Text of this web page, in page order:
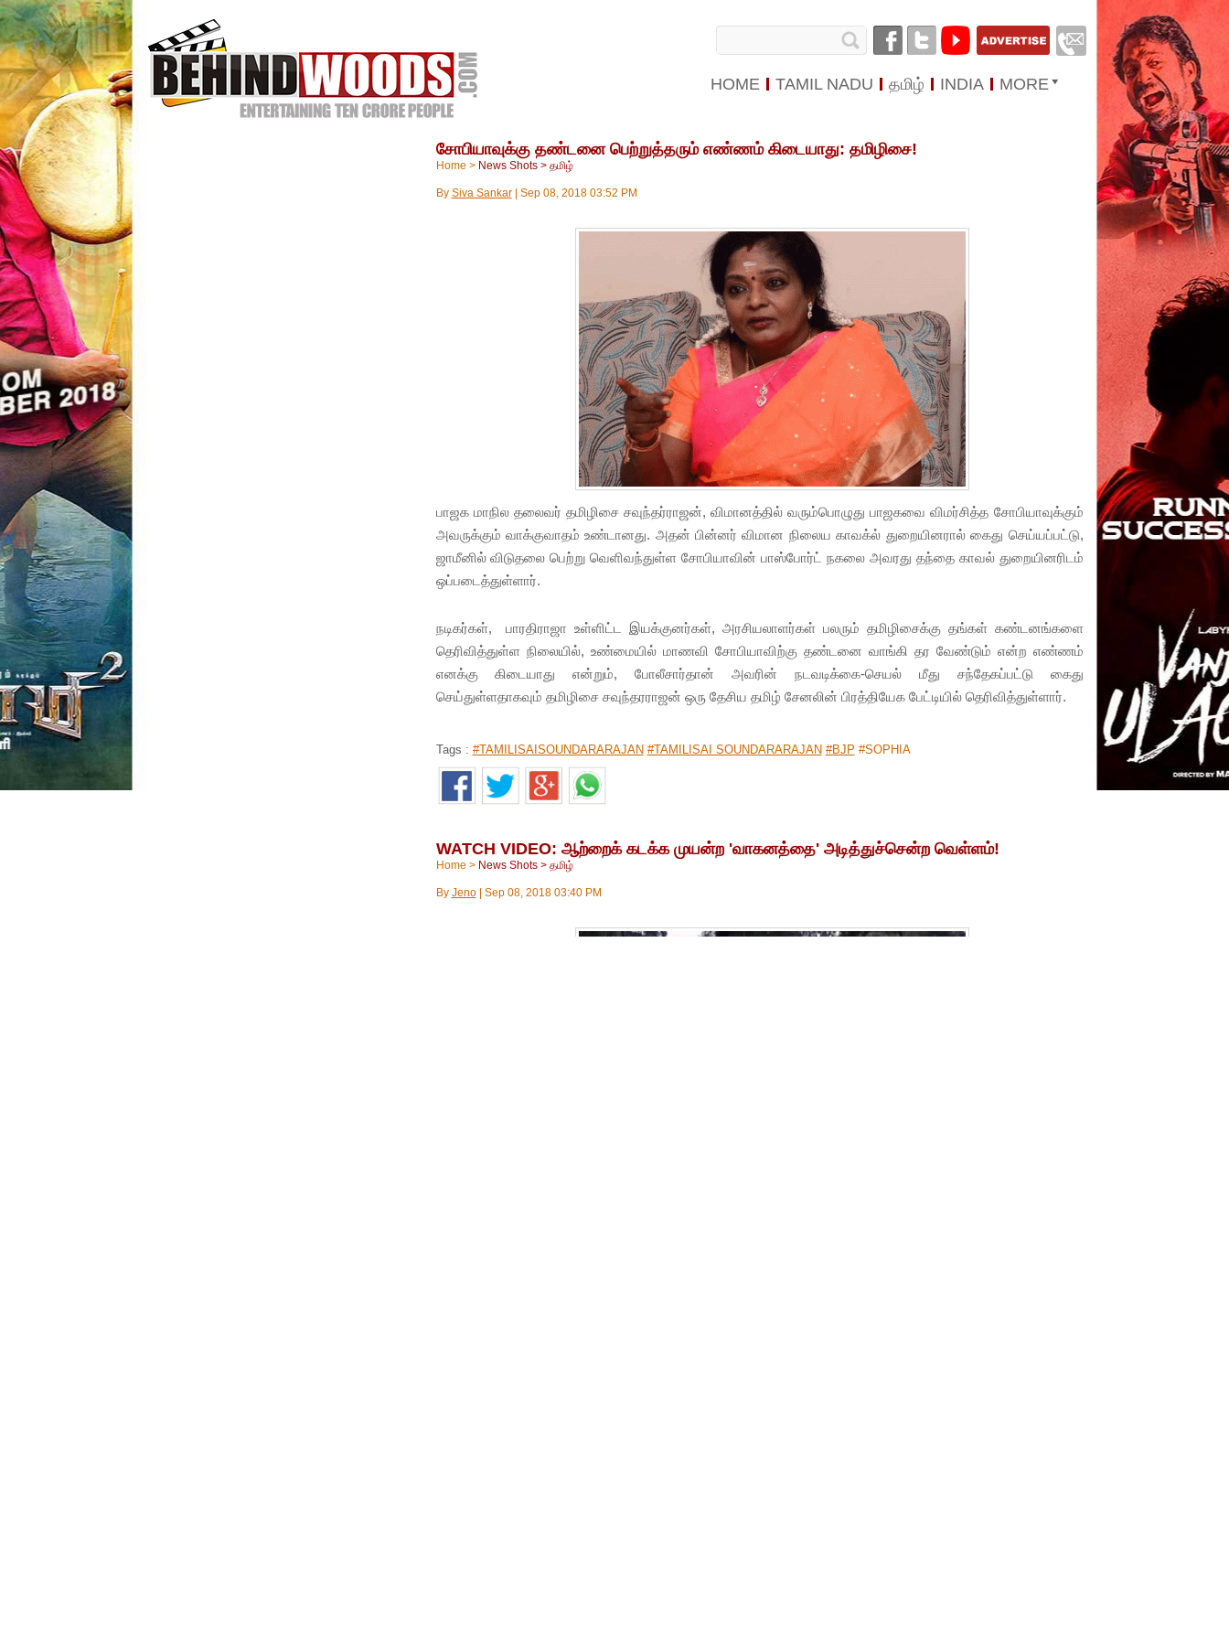
HOME TAMIL NADU தமிழ் INDIA MORE
சோபியாவுக்கு தண்டனை பெற்றுத்தரும் எண்ணம் கிடையாது: தமிழிசை!
Home > News Shots> தமிழ்
By Siva Sankar| Sep 08, 2018 03:52 PM
பாஜக மாநில தலைவர் தமிழிசை சவுந்தர்ராஜன், விமானத்தில் வரும்பொழுது பாஜகவை விமர்சித்த சோபியாவுக்கும்
அவருக்கும் வாக்குவாதம் உண்டானது. அதன் பின்னர் விமான நிலைய காவக்ல் துறையினரால் கைது செய்யப்பட்டு,
ஜாமீனில் விடுதலை பெற்று வெளிவந்துள்ள சோபியாவின் பாஸ்போர்ட் நகலை அவரது தந்தை காவல் துறையினரிடம்
ஒப்படைத்துள்ளார்.
நடிகர்கள், பாரதிராஜா உள்ளிட்ட இயக்குனர்கள், அரசியலாளர்கள் பலரும் தமிழிசைக்கு தங்கள் கண்டனங்களை
தெரிவித்துள்ள நிலையில், உண்மையில் மாணவி சோபியாவிற்கு தண்டனை வாங்கி தர வேண்டும் என்ற எண்ணம்
எனக்கு கிடையாது என்றும், போலீசார்தான் அவரின் நடவடிக்கை-செயல் மீது சந்தேகப்பட்டு கைது
செய்துள்ளதாகவும் தமிழிசை சவுந்தரராஜன் ஒரு தேசிய தமிழ் சேனலின் பிரத்தியேக பேட்டியில் தெரிவித்துள்ளார்.
Tags : #TAMILISAISOUNDARARAJAN #TAMILISAI SOUNDARARAJAN #BJP #SOPHIA
WATCH VIDEO: ஆற்றைக் கடக்க முயன்ற 'வாகனத்தை' அடித்துச்சென்ற வெள்ளம்!
Home > News Shots> தமிழ்
By Jeno| Sep 08, 2018 03:40 PM